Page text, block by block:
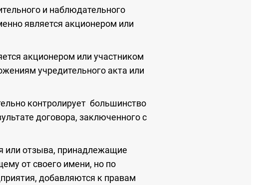
и наблюдательного
является акционером или
акционером или участником
учредительного акта или
контролирует большинство
договора, заключенного с
или отзыва, принадлежащие
от своего имени, но по
добавляются к правам